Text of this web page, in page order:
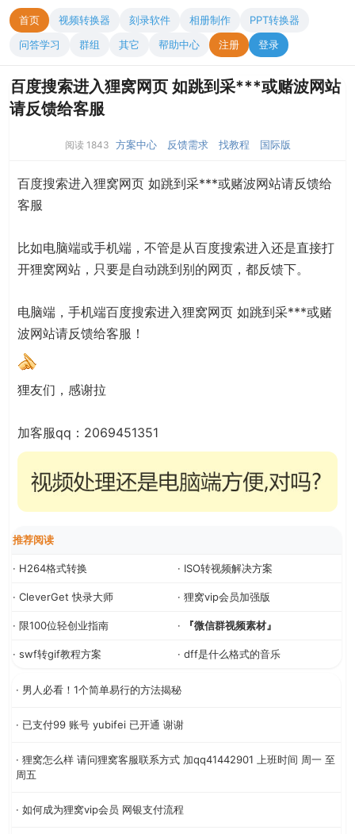
首页 视频转换器 刻录软件 相册制作
PPT转换器
问答学习
群组 其它 帮助中心 注册 登录
百度搜索进入狸窝网页 如跳到采***或赌波网站
请反馈给客服
阅读 1843 方案中心 反馈需求 找教程 国际版
百度搜索进入狸窝网页 如跳到采***或赌波网站请反馈给
客服
比如电脑端或手机端，不管是从百度搜索进入还是直接打
开狸窝网站，只要是自动跳到别的网页，都反馈下。
电脑端，手机端百度搜索进入狸窝网页 如跳到采***或赌
波网站请反馈给客服！
狸友们，感谢拉
加客服qq：2069451351
推荐阅读
· H264格式转换 · ISO转视频解决方案
· CleverGet 快录大师 · 狸窝vip会员加强版
· 限100位轻创业指南 · 『微信群视频素材』
· swf转gif教程方案 · dff是什么格式的音乐
· 男人必看！1个简单易行的方法揭秘
· 已支付99 账号 yubifei 已开通 谢谢
· 狸窝怎么样 请问狸窝客服联系方式 加qq41442901 上班时间 周一 至
周五
· 如何成为狸窝vip会员 网银支付流程